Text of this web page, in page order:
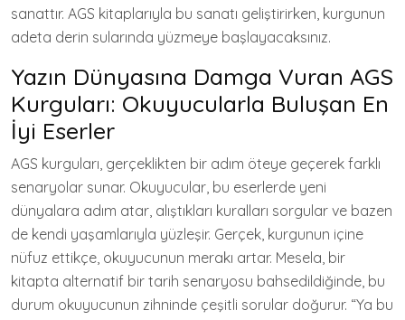
sanattır. AGS kitaplarıyla bu sanatı geliştirirken, kurgunun
adeta derin sularında yüzmeye başlayacaksınız.
Yazın Dünyasına Damga Vuran AGS
Kurguları: Okuyucularla Buluşan En
İyi Eserler
AGS kurguları, gerçeklikten bir adım öteye geçerek farklı
senaryolar sunar. Okuyucular, bu eserlerde yeni
dünyalara adım atar, alıştıkları kuralları sorgular ve bazen
de kendi yaşamlarıyla yüzleşir. Gerçek, kurgunun içine
nüfuz ettikçe, okuyucunun merakı artar. Mesela, bir
kitapta alternatif bir tarih senaryosu bahsedildiğinde, bu
durum okuyucunun zihninde çeşitli sorular doğurur. “Ya bu